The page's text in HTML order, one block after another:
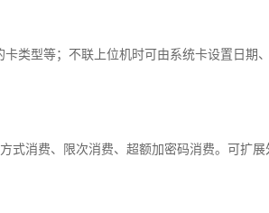
类型等；不联上位机时可由系统卡设置日期
式消费、限次消费、超额加密码消费。可扩